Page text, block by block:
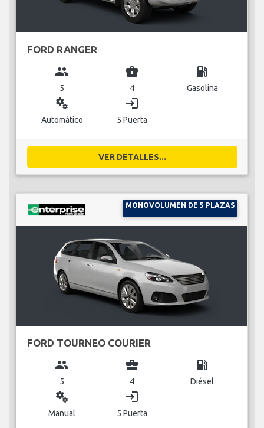
FORD RANGER
group
5
business_center
4
local_gas_station
Gasolina
miscellaneous_services
Automático
login
5 Puerta
VER DETALLES...
MONOVOLUMEN DE 5 PLAZAS
FORD TOURNEO COURIER
group
5
business_center
4
local_gas_station
Diésel
miscellaneous_services
Manual
login
5 Puerta